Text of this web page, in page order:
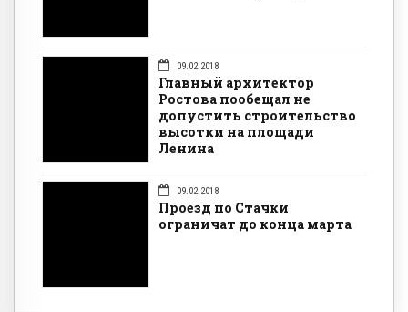
09.02.2018
Главный архитектор
Ростова пообещал не
допустить строительство
высотки на площади
Ленина
09.02.2018
Проезд по Стачки
ограничат до конца марта